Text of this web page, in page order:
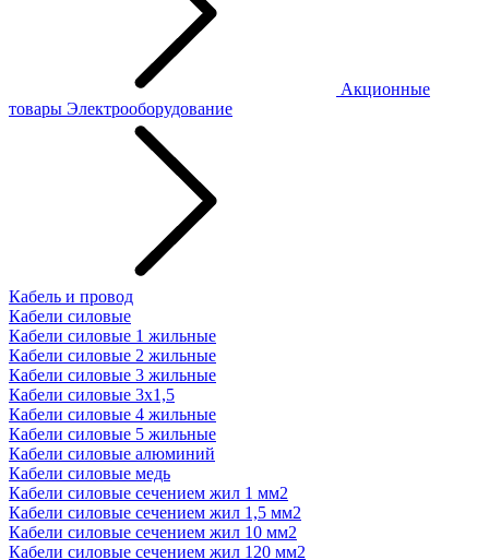
Акционные
товары Электрооборудование
Кабель и провод
Кабели силовые
Кабели силовые 1 жильные
Кабели силовые 2 жильные
Кабели силовые 3 жильные
Кабели силовые 3х1,5
Кабели силовые 4 жильные
Кабели силовые 5 жильные
Кабели силовые алюминий
Кабели силовые медь
Кабели силовые сечением жил 1 мм2
Кабели силовые сечением жил 1,5 мм2
Кабели силовые сечением жил 10 мм2
Кабели силовые сечением жил 120 мм2